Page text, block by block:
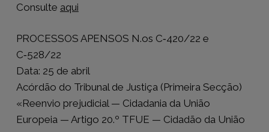
Consulte aqui
PROCESSOS APENSOS N.os C‑420/22 e
C‑528/22
Data: 25 de abril
Acórdão do Tribunal de Justiça (Primeira Secção)
«Reenvio prejudicial — Cidadania da União
Europeia — Artigo 20.º TFUE — Cidadão da União